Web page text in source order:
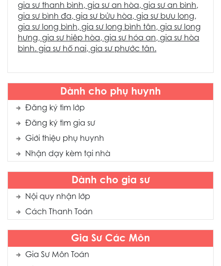
Dành cho phụ huynh
Đăng ký tìm lớp
Đăng ký tìm gia sư
Giới thiệu phụ huynh
Nhận dạy kèm tại nhà
Dành cho gia sư
Nội quy nhận lớp
Cách Thanh Toán
Gia Sư Các Môn
Gia Sư Môn Toán
gia sư thanh bình, gia sư an hòa, gia sư an bình,
gia sư bình đa, gia sư bửu hòa, gia sư bưu long,
gia sư long bình, gia sư long bình tân, gia sư long
hưng, gia sư hiêp hòa, gia sư hóa an, gia sư hòa
bình. gia sư hố nai, gia sư phước tân.